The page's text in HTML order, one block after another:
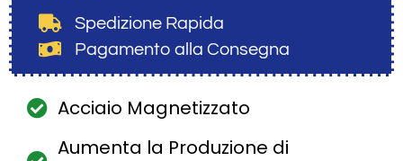
Spedizione Rapida
Pagamento alla Consegna
Acciaio Magnetizzato
Aumenta la Produzione di